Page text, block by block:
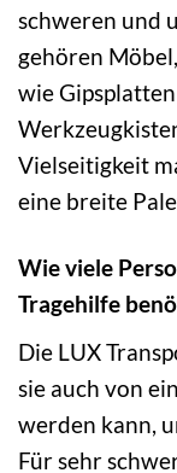
schweren und
gehören
wie
Vielseitigkeit
eine breite
Wie viele
Tragehilfe
Die LUX
sie auch von
werden kann,
Für sehr